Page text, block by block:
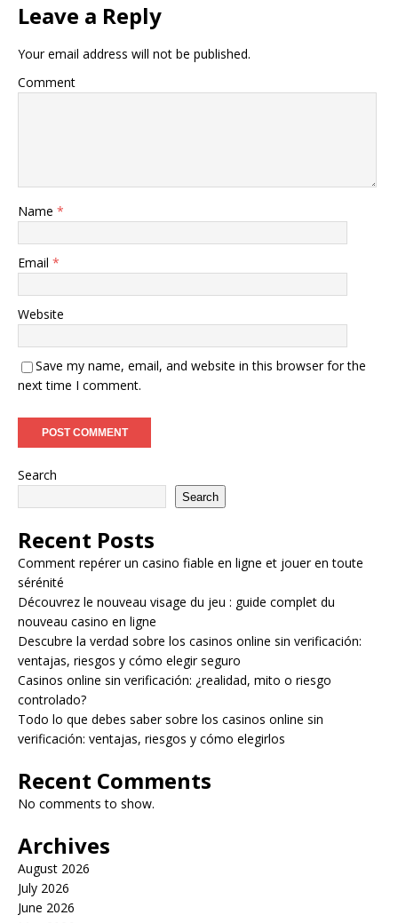
Leave a Reply
Your email address will not be published.
Comment
Name *
Email *
Website
Save my name, email, and website in this browser for the
next time I comment.
Search
Search
Recent Posts
Comment repérer un casino fiable en ligne et jouer en toute
sérénité
Découvrez le nouveau visage du jeu : guide complet du
nouveau casino en ligne
Descubre la verdad sobre los casinos online sin verificación:
ventajas, riesgos y cómo elegir seguro
Casinos online sin verificación: ¿realidad, mito o riesgo
controlado?
Todo lo que debes saber sobre los casinos online sin
verificación: ventajas, riesgos y cómo elegirlos
Recent Comments
No comments to show.
Archives
August 2026
July 2026
June 2026